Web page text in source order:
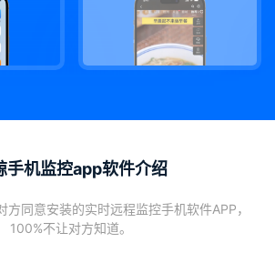
手机监控app软件介绍
方同意安装的实时远程监控手机软件APP，
100%不让对方知道。